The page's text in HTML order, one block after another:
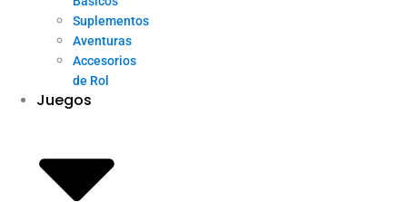
Suplementos
Aventuras
Accesorios
de Rol
Juegos